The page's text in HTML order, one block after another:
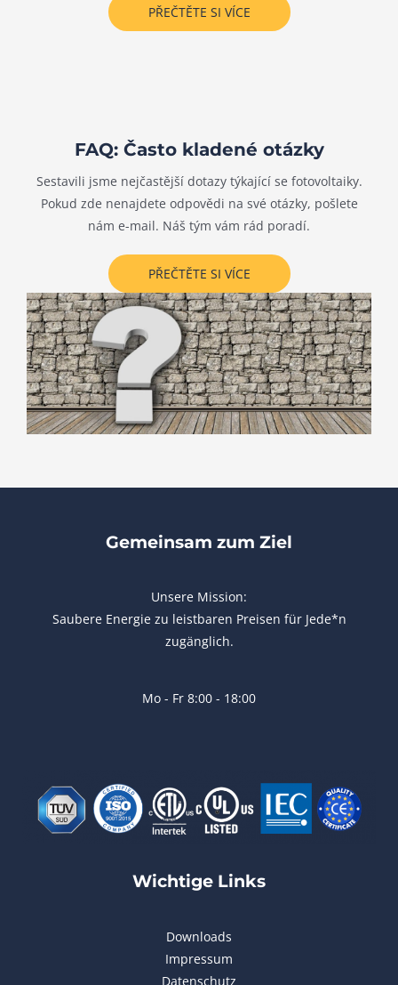
PŘEČTĚTE SI VÍCE
FAQ: Často kladené otázky
Sestavili jsme nejčastější dotazy týkající se fotovoltaiky.
Pokud zde nenajdete odpovědi na své otázky, pošlete
nám e-mail. Náš tým vám rád poradí.
PŘEČTĚTE SI VÍCE
Gemeinsam zum Ziel
Unsere Mission:
Saubere Energie zu leistbaren Preisen für Jede*n
zugänglich.
Mo - Fr 8:00 - 18:00
Wichtige Links
Downloads
Impressum
Datenschutz